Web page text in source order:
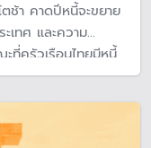
ช้า คาดปีหนี้จะขยาย
เทศ และความ
ที่ครัวเรือนไทยมีหนี้
และการจับจ่าย